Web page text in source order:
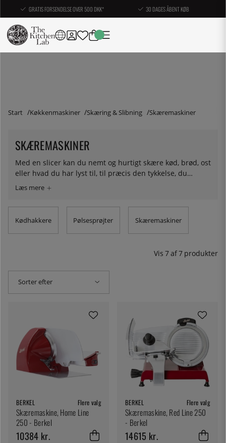
GRATIS FORSENDELSE OVER 500 DKK* 30 DAGES ÅBENT KØB
Start Køkkenmaskiner Skæring & Slibning Skæremaskiner
SKÆREMASKINER
Med en slicer kan du nemt og hurtigt skære kød, brød, ost
eller hvad du har lyst til, til præcis den tykkelse, du
ønsker. Det skal siges, at selv de mest erfarne med en
sokkeholderne, med hensyn til præcision og tid - med
denne maskine kan du forvandle store stykker kød til
tynde, tynde skiver på et øjeblik!
Kødhakkere Pølsesprøjter Skæremaskiner
Vis 7af7 produkter
Sorter efter
BERKEL Flere valg
Skæremaskine, Home Line
250 - Berkel
10384 kr.
BERKEL Flere valg
Skæremaskine, Red Line 250
- Berkel
14615 kr.